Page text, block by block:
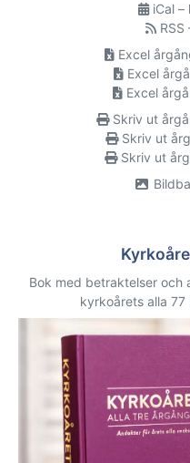
iCal –
Excel
Excel
Excel
Skriv ut
Skriv ut
Skriv ut
Bok med betraktelser och
kyrkoårets alla